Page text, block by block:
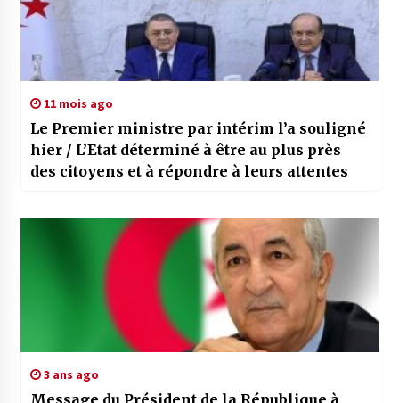
11 mois ago
Le Premier ministre par intérim l’a souligné
hier / L’Etat déterminé à être au plus près
des citoyens et à répondre à leurs attentes
3 ans ago